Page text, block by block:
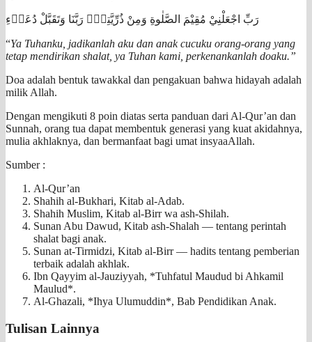
رَبِّ اجْعَلْنِيْ مُقِيْمَ الصَّلٰوةِ وَمِنْ ذُرِّيَّتِيْۖ رَبَّنَا وَتَقَبَّلْ دُعَاۤءِ
“Ya Tuhanku, jadikanlah aku dan anak cucuku orang-orang yang
tetap mendirikan shalat, ya Tuhan kami, perkenankanlah doaku.”
Doa adalah bentuk tawakkal dan pengakuan bahwa hidayah adalah
milik Allah.
Dengan mengikuti 8 poin diatas serta panduan dari Al-Qur’an dan
Sunnah, orang tua dapat membentuk generasi yang kuat akidahnya,
mulia akhlaknya, dan bermanfaat bagi umat insyaaAllah.
Sumber :
Al-Qur’an
Shahih al-Bukhari, Kitab al-Adab.
Shahih Muslim, Kitab al-Birr wa ash-Shilah.
Sunan Abu Dawud, Kitab ash-Shalah — tentang perintah
shalat bagi anak.
Sunan at-Tirmidzi, Kitab al-Birr — hadits tentang pemberian
terbaik adalah akhlak.
Ibn Qayyim al-Jauziyyah, *Tuhfatul Maudud bi Ahkamil
Maulud*.
Al-Ghazali, *Ihya Ulumuddin*, Bab Pendidikan Anak.
Tulisan Lainnya